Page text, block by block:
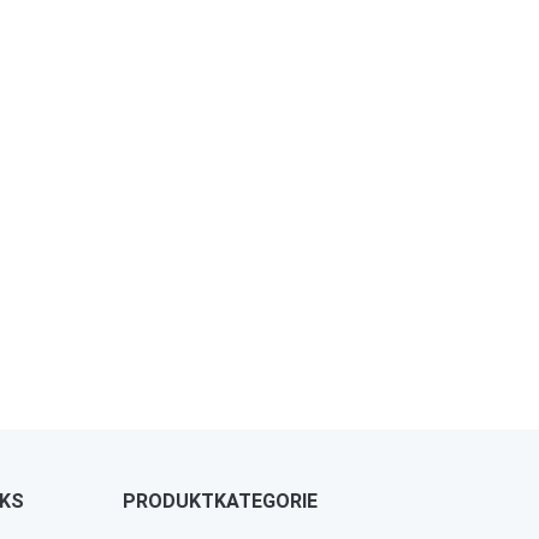
PRODUKTKATEGORIE